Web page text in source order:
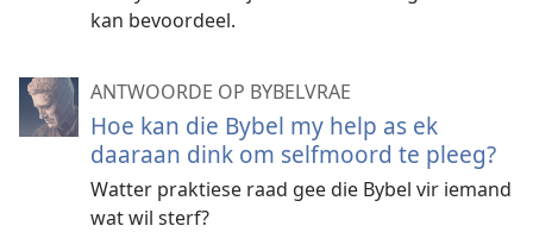
kan bevoordeel.
ANTWOORDE OP BYBELVRAE
Hoe kan die Bybel my help as ek
daaraan dink om selfmoord te pleeg?
Watter praktiese raad gee die Bybel vir iemand
wat wil sterf?